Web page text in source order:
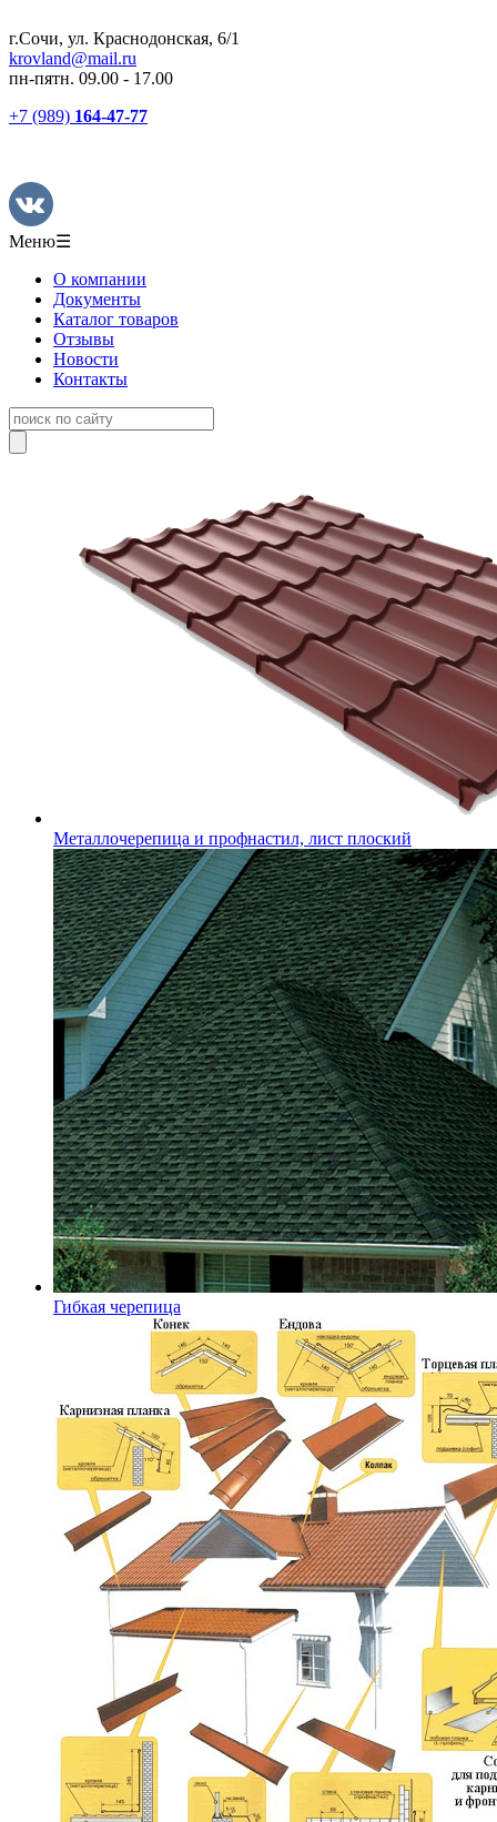
г.Сочи, ул. Краснодонская, 6/1
krovland@mail.ru
пн-пятн. 09.00 - 17.00
+7 (989) 164-47-77
Меню☰
О компании
Документы
Каталог товаров
Отзывы
Новости
Контакты
Металлочерепица и профнастил, лист плоский
Гибкая черепица